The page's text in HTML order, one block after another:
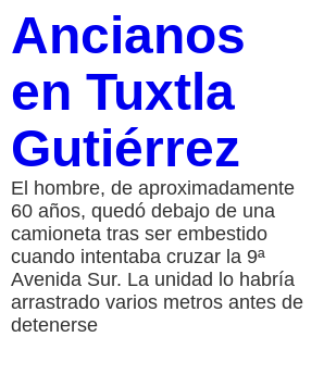
Ancianos
en Tuxtla
Gutiérrez
El hombre, de aproximadamente
60 años, quedó debajo de una
camioneta tras ser embestido
cuando intentaba cruzar la 9ª
Avenida Sur. La unidad lo habría
arrastrado varios metros antes de
detenerse